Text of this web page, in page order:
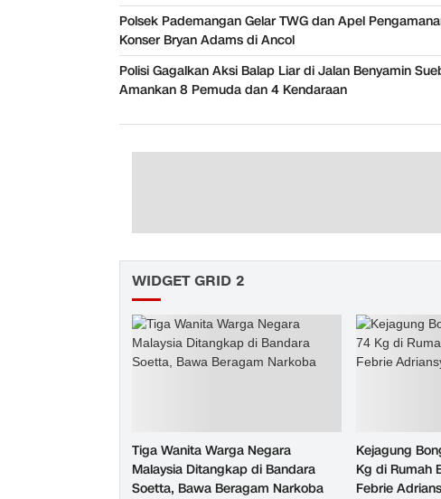
Polsek Pademangan Gelar TWG dan Apel
Konser Bryan Adams di Ancol
Polisi Gagalkan Aksi Balap Liar di Jalan Benyamin
Amankan 8 Pemuda dan 4 Kendaraan
WIDGET GRID 2
Tiga Wanita Warga Negara
Malaysia Ditangkap di Bandara
Soetta, Bawa Beragam Narkoba
Kejagung
Kg di Rumah
Febrie